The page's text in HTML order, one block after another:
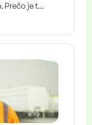
Prečo je t...